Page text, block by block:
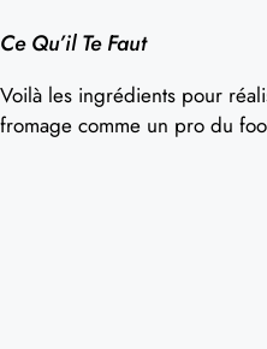
Ce Qu’il Te Faut
Voilà les ingrédients pour
fromage comme un pro du